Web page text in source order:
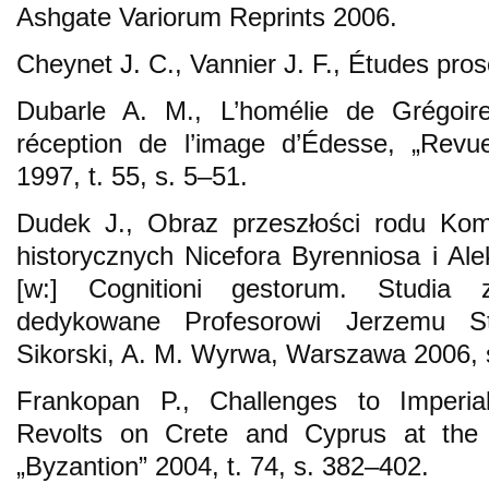
Ashgate Variorum Reprints 2006.
Cheynet J. C., Vannier J. F., Études
Dubarle A. M., L’homélie de
réception de l’image d’Édesse,
1997, t. 55, s. 5–51.
Dudek J., Obraz przeszłości rodu
historycznych Nicefora Byrenniosa i
[w:] Cognitioni gestorum. Studia
dedykowane Profesorowi Jerzemu
Sikorski, A. M. Wyrwa, Warszawa 2006,
Frankopan P., Challenges to
Revolts on Crete and Cyprus at
„Byzantion” 2004, t. 74, s. 382–402.